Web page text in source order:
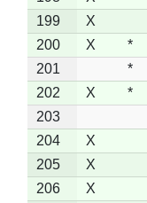
199
X
200
X *
201
*
202
X *
203
204
X
205
X
206
X